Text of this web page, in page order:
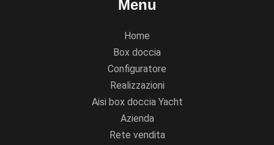
Menu
Home
Box doccia
Configuratore
Realizzazioni
Aisi box doccia Yacht
Azienda
Rete vendita